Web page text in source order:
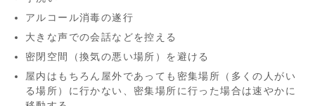
アルコール消毒の遂行
大きな声での会話などを控える
密閉空間（換気の悪い場所）を避ける
屋内はもちろん屋外であっても密集場所（多くの人がい
る場所）に行かない、密集場所に行った場合は速やかに